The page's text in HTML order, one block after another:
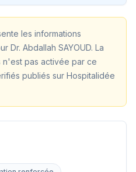
les informations
Dr. Abdallah SAYOUD. La
pas activée par ce
publiés sur Hospitalidée